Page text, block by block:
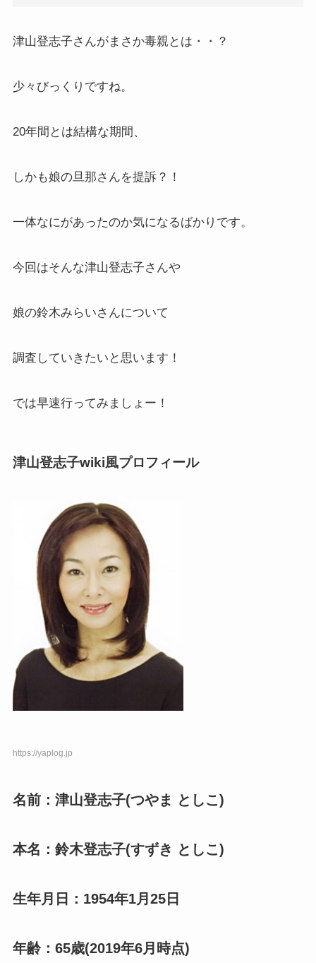
津山登志子さんがまさか毒親とは・・？
少々びっくりですね。
20年間とは結構な期間、
しかも娘の旦那さんを提訴？！
一体なにがあったのか気になるばかりです。
今回はそんな津山登志子さんや
娘の鈴木みらいさんについて
調査していきたいと思います！
では早速行ってみましょー！
津山登志子wiki風プロフィール
https://yaplog.jp
名前：津山登志子(つやま としこ)
本名：鈴木登志子(すずき としこ)
生年月日：1954年1月25日
年齢：65歳(2019年6月時点)